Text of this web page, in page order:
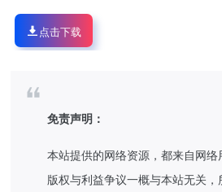
点击下载
免责声明：
本站提供的网络资源，都来自网络
版权与利益争议一概与本站无关，